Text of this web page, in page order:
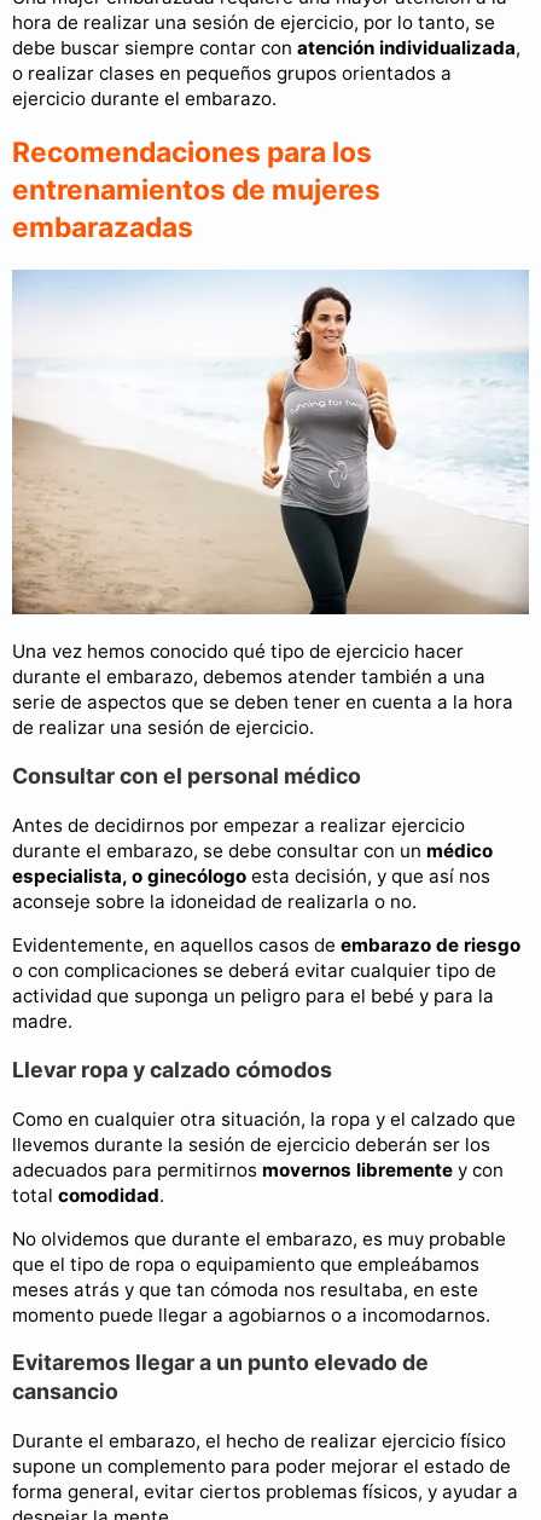
hora de realizar una sesión de ejercicio, por lo tanto, se
debe buscar siempre contar con atención individualizada,
o realizar clases en pequeños grupos orientados a
ejercicio durante el embarazo.
Recomendaciones para los
entrenamientos de mujeres
embarazadas
Una vez hemos conocido qué tipo de ejercicio hacer
durante el embarazo, debemos atender también a una
serie de aspectos que se deben tener en cuenta a la hora
de realizar una sesión de ejercicio.
Consultar con el personal médico
Antes de decidirnos por empezar a realizar ejercicio
durante el embarazo, se debe consultar con un médico
especialista, o ginecólogo esta decisión, y que así nos
aconseje sobre la idoneidad de realizarla o no.
Evidentemente, en aquellos casos de embarazo de riesgo
o con complicaciones se deberá evitar cualquier tipo de
actividad que suponga un peligro para el bebé y para la
madre.
Llevar ropa y calzado cómodos
Como en cualquier otra situación, la ropa y el calzado que
llevemos durante la sesión de ejercicio deberán ser los
adecuados para permitirnos movernos libremente y con
total comodidad.
No olvidemos que durante el embarazo, es muy probable
que el tipo de ropa o equipamiento que empleábamos
meses atrás y que tan cómoda nos resultaba, en este
momento puede llegar a agobiarnos o a incomodarnos.
Evitaremos llegar a un punto elevado de
cansancio
Durante el embarazo, el hecho de realizar ejercicio físico
supone un complemento para poder mejorar el estado de
forma general, evitar ciertos problemas físicos, y ayudar a